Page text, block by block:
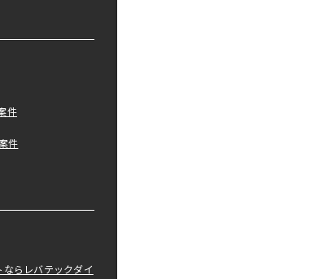
件
件
ならレバテックダイ